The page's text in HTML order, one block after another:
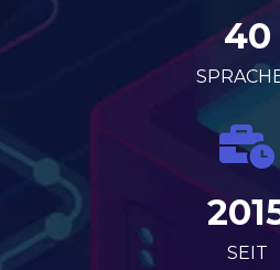
40
SEIT